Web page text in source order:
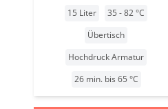
15 Liter
35 - 82 °C
Übertisch
Hochdruck Armatur
26 min. bis 65 °C